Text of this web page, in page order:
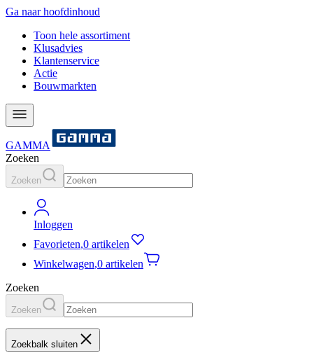
Ga naar hoofdinhoud
Toon hele assortiment
Klusadvies
Klantenservice
Actie
Bouwmarkten
GAMMA
Zoeken
Zoeken
Inloggen
Favorieten,0 artikelen
Winkelwagen,0 artikelen
Zoeken
Zoeken
Zoekbalk sluiten